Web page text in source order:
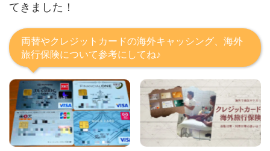
てきました！
両替やクレジットカードの海外キャッシング、海外
旅行保険について参考にしてね♪